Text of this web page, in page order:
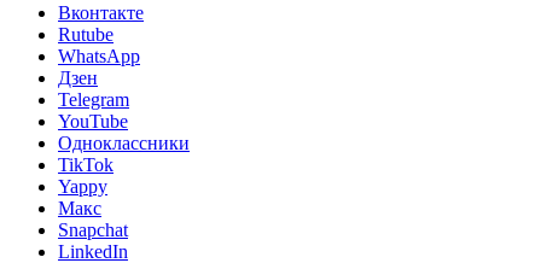
Вконтакте
Rutube
WhatsApp
Дзен
Telegram
YouTube
Одноклассники
TikTok
Yappy
Макс
Snapchat
LinkedIn